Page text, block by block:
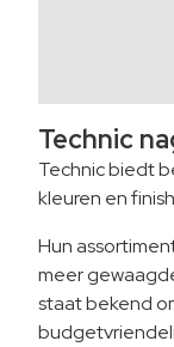
Technic
Technic biedt
kleuren en
Hun
meer
staat bekend